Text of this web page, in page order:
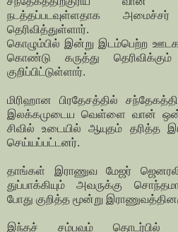
நடத்தப்படவுள்ளதாக
தெரிவித்துள்ளார்.
கொழும்பில் இன்று இடம்பெற்ற
கொண்டு கருத்து
குறிப்பிட்டுள்ளார்.
மிரிஹான பிரதேசத்தில்
இலக்கமுடைய வெள்ளை வான்
சிவில் உடையில் ஆயுதம் தரித்த
செய்யப்பட்டனர்.
தாங்கள் இராணுவ மேஜர்
துப்பாக்கியும் அவருக்கு
போது குறித்த மூன்று
இந்தச் சம்பவம் தொடர்பில்